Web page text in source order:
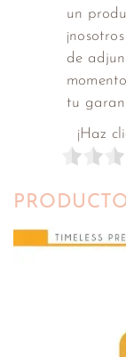
un
de
tu
¡Haz